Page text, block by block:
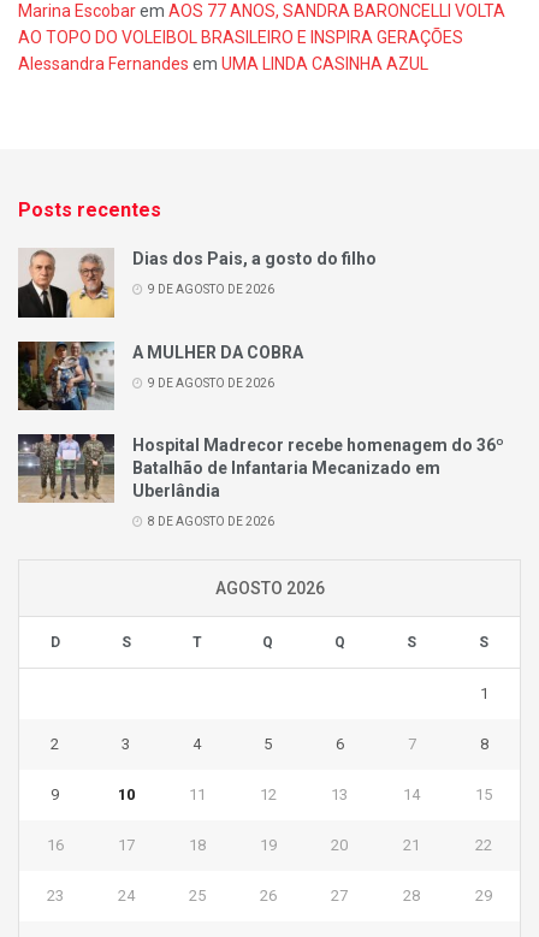
Marina Escobarem AOS 77 ANOS, SANDRA BARONCELLI VOLTA
AO TOPO DO VOLEIBOL BRASILEIRO E INSPIRA GERAÇÕES
Alessandra Fernandes em UMA LINDA CASINHA AZUL
Posts recentes
Dias dos Pais, a gosto do filho
9 DE AGOSTO DE 2026
A MULHER DA COBRA
9 DE AGOSTO DE 2026
Hospital Madrecor recebe homenagem do 36º
Batalhão de Infantaria Mecanizado em
Uberlândia
8 DE AGOSTO DE 2026
AGOSTO 2026
D S T Q Q S S
1
2 3 4 5 6 7 8
9 10 11 12 13 14 15
16 17 18 19 20 21 22
23 24 25 26 27 28 29